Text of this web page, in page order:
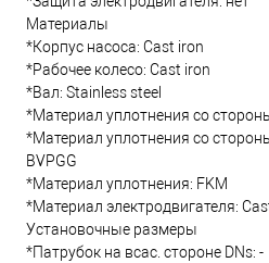
Материалы
*Корпус насоса: Cast iron
*Рабочее колесо: Cast iron
*Вал: Stainless steel
*Материал уплотнения со
*Материал уплотнения со
BVPGG
*Материал уплотнения: FKM
*Материал электродвигателя:
Установочные размеры
*Патрубок на всас. стороне DNs: -